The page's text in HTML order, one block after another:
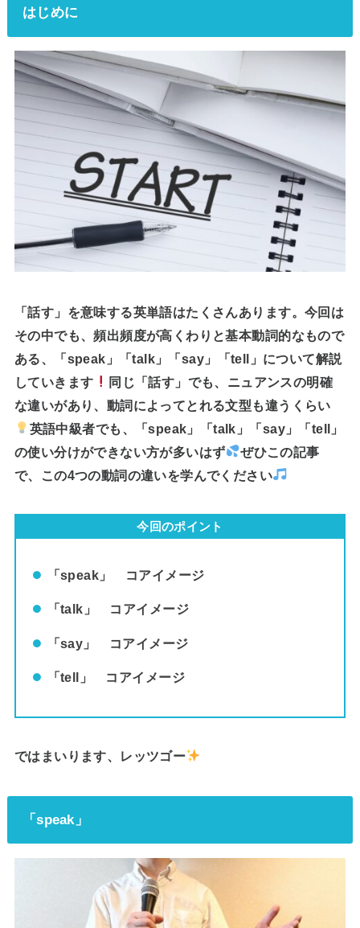
はじめに
「話す」を意味する英単語はたくさんあります。今回は
その中でも、頻出頻度が高くわりと基本動詞的なもので
ある、「speak」「talk」「say」「tell」について解説
していきます
同じ「話す」でも、ニュアンスの明確
な違いがあり、動詞によってとれる文型も違うくらい
英語中級者でも、「speak」「talk」「say」「tell」
の使い分けができない方が多いはず
ぜひこの記事
で、この4つの動詞の違いを学んでください
今回のポイント
「speak」 コアイメージ
「talk」 コアイメージ
「say」 コアイメージ
「tell」 コアイメージ
ではまいります、レッツゴー
「speak」